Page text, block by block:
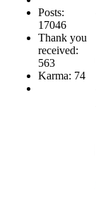
Posts:
17046
Thank you
received:
563
Karma: 74